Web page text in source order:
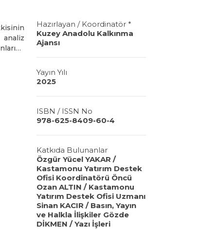
analiz
Hazırlayan / Koordinatör *
Kuzey Anadolu Kalkınma
Ajansı
Yayın Yılı
2025
ISBN / ISSN No
978-625-8409-60-4
Katkıda Bulunanlar
Özgür Yücel YAKAR /
Kastamonu Yatırım Destek
Ofisi Koordinatörü Öncü
Ozan ALTIN / Kastamonu
Yatırım Destek Ofisi Uzmanı
Sinan KACIR / Basın, Yayın
ve Halkla İlişkiler Gözde
DİKMEN / Yazı İşleri